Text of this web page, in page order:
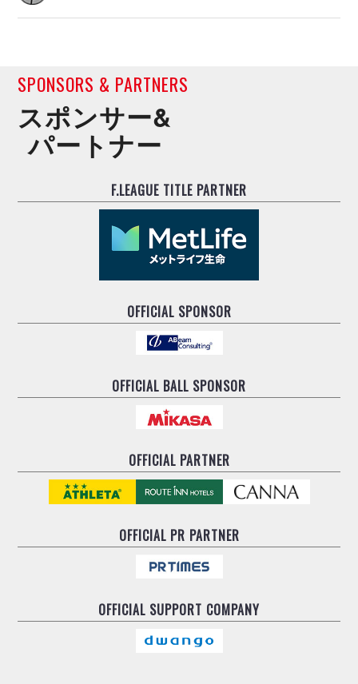
SPONSORS & PARTNERS
スポンサー&
パートナー
F.LEAGUE TITLE PARTNER
OFFICIAL SPONSOR
OFFICIAL BALL SPONSOR
OFFICIAL PARTNER
OFFICIALPR PARTNER
OFFICIAL SUPPORT COMPANY